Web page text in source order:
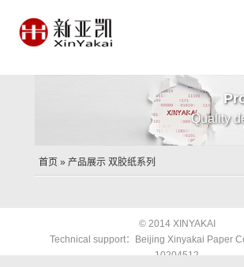
Quality
首页 » 产品展示 双胶纸系列
© 2014 XINYAKAI
Technical support：
Beijing Xinyakai Paper
10204512